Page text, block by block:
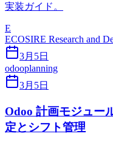
実装ガイド。
E
ECOSIRE Research and
3月5日
odooplanning
3月5日
Odoo 計画モジュー
定とシフト管理